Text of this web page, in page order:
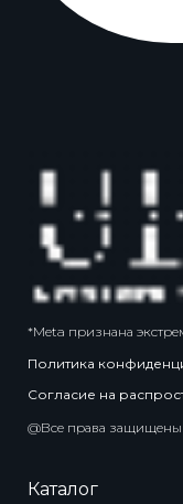
*Meta признана
@Все права защищены
Политика
Согласие на
Каталог